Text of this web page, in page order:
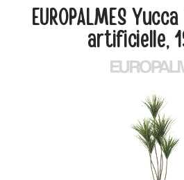
EUROPALMES
artificielle,